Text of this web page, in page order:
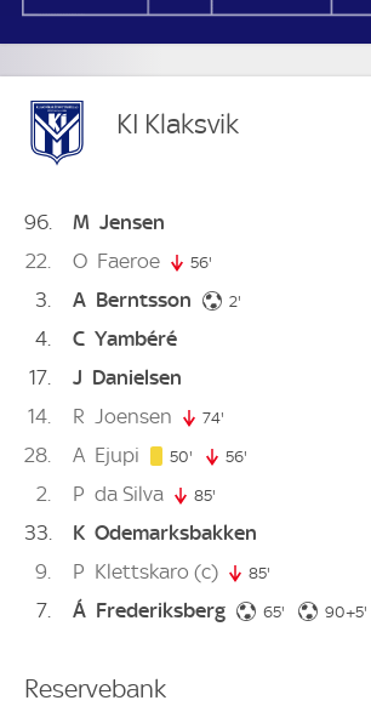
KI Klaksvik
96 M Jensen
22
O Faeroe 56'
3 A Berntsson 2'
4 C Yambéré
17
J Danielsen
14
R Joensen 74'
28 A Ejupi 50' 50. minute
56'
2 P da Silva 85'
33 K Odemarksbakken
9
P Klettskaro (c) 85'
7 Á Frederiksberg 65' 65. minute
90+5'
Reservebank